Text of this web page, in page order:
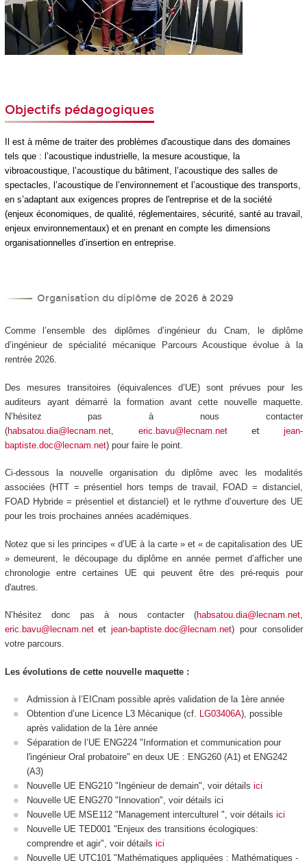
Objectifs pédagogiques
Il est à même de traiter des problèmes d'acoustique dans des domaines
tels que : l’acoustique industrielle, la mesure acoustique, la
vibroacoustique, l’acoustique du bâtiment, l’acoustique des salles de
spectacles, l’acoustique de l’environnement et l’acoustique des transports,
en s’adaptant aux exigences propres de l'entreprise et de la société
(enjeux économiques, de qualité, réglementaires, sécurité, santé au travail,
enjeux environnementaux) et en prenant en compte les dimensions
organisationnelles d’insertion en entreprise.
Organisation du diplôme de 2026 à 2029
Comme l’ensemble des diplômes d’ingénieur du Cnam, le diplôme
d’ingénieur de spécialité mécanique Parcours Acoustique évolue à la
rentrée 2026.
Des mesures transitoires (équivalences d’UE) sont prévues pour les
auditeurs ayant démarré la formation avant cette nouvelle maquette.
N’hésitez pas à nous contacter
(habsatou.dia@lecnam.net, eric.bavu@lecnam.netet jean-
baptiste.doc@lecnam.net) pour faire le point.
Ci-dessous la nouvelle organisation du diplôme avec les modalités
associées (HTT = présentiel hors temps de travail, FOAD = distanciel,
FOADHybride = présentiel et distanciel) et le rythme d’ouverture des UE
pour les trois prochaines années académiques.
Notez que si les principes « d’UE à la carte» et « de capitalisation des UE
» demeurent, le découpage du diplôme en année permet d’afficher une
chronologie entre certaines UE qui peuvent être des pré-requis pour
d'autres.
N’hésitez donc pas à nous contacter (habsatou.dia@lecnam.net,
eric.bavu@lecnam.netet jean-baptiste.doc@lecnam.net) pour consolider
votre parcours.
Les évolutions de cette nouvelle maquette :
Admission à l’EICnam possible après validation de la 1ère année
Obtention d’une Licence L3 Mécanique (cf. LG03406A), possible
après validation de la 1ère année
Séparation de l’UE ENG224 "Information et communication pour
l'ingénieur Oral probatoire" en deux UE : ENG260 (A1) et ENG242
(A3)
Nouvelle UE ENG210 "Ingénieur de demain", voir détails ici
Nouvelle UE ENG270 "Innovation", voir détails ici
Nouvelle UE MSE112 "Management interculturel ", voir détails ici
Nouvelle UE TED001 "Enjeux des transitions écologiques:
comprendre et agir", voir détails ici
Nouvelle UE UTC101 "Mathématiques appliquées : Mathématiques -